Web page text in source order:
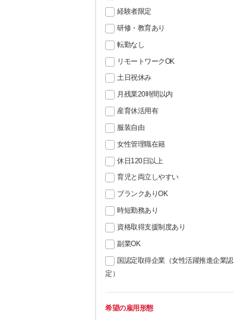
経験者限定
研修・教育あり
転勤なし
リモートワークOK
土日祝休み
月残業20時間以内
産育休活用有
服装自由
女性管理職在籍
休日120日以上
育児と両立しやすい
ブランクありOK
時短勤務あり
資格取得支援制度あり
副業OK
国認定取得企業（女性活躍推進企業認
定）
希望の雇用形態